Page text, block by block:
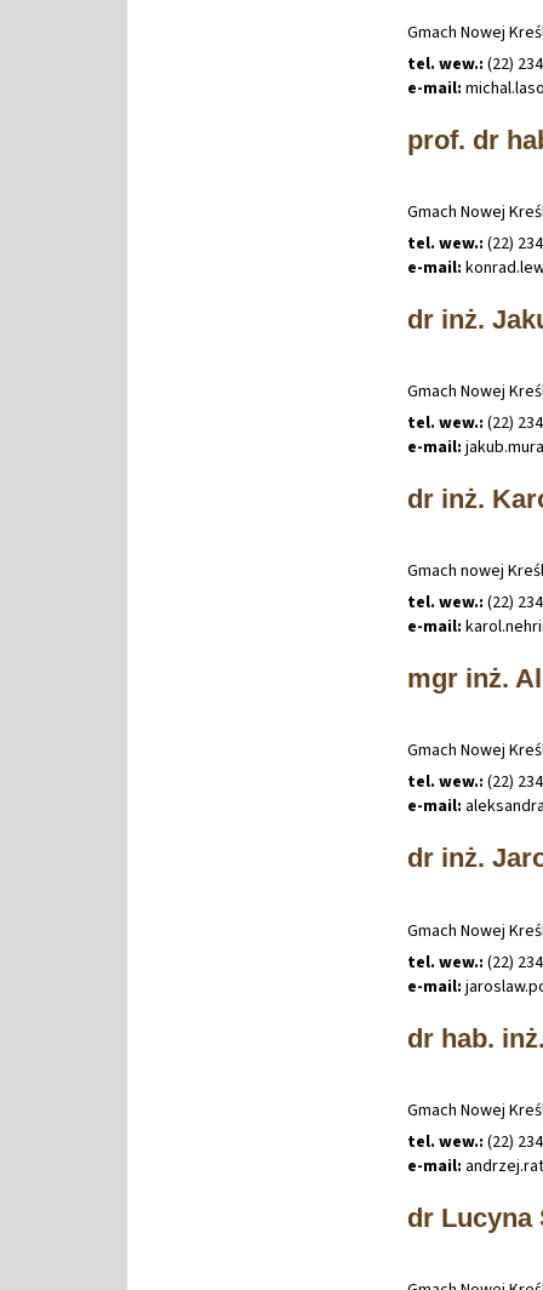
Gmach Nowej
tel. wew.: (22)
e-mail: michal.
prof. dr
Gmach Nowej
tel. wew.: (22)
e-mail: konrad.
dr inż.
Gmach Nowej
tel. wew.: (22)
e-mail: jakub.
dr inż.
Gmach nowej
tel. wew.: (22)
e-mail: karol.
mgr inż.
Gmach Nowej
tel. wew.: (22)
e-mail:
dr inż.
Gmach Nowej
tel. wew.: (22)
e-mail: jaroslaw.
dr hab.
Gmach Nowej
tel. wew.: (22)
e-mail: andrzej.
dr Lucyna